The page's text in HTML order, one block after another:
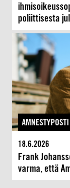
poliittisesta
AMNESTYPOSTI
18.6.2026
Frank
varma, että